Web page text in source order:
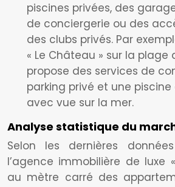
piscines privées, des
de conciergerie ou des
des clubs privés. Par
« Le Château » sur la plage
propose des services de
parking privé et une
avec vue sur la mer.
Analyse statistique du
Selon les dernières
l’agence immobilière de luxe
au mètre carré des